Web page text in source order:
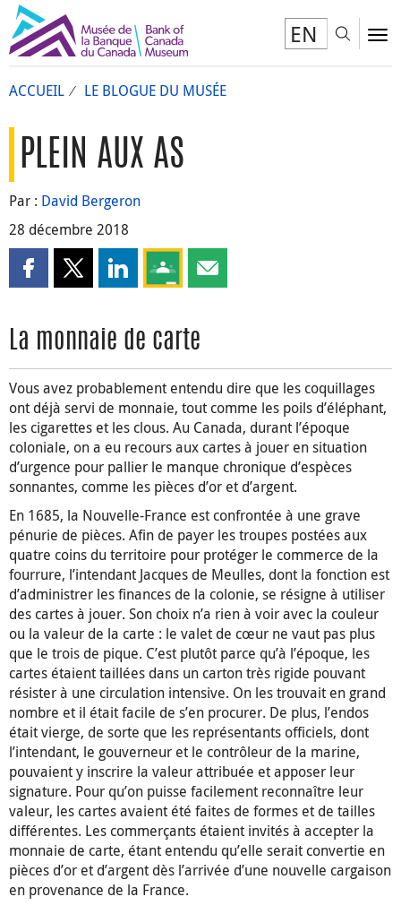
EN
ACCUEIL LE BLOGUE DU MUSÉE
PLEIN AUX AS
Par : David Bergeron
28 décembre 2018
Partager cette page sur Facebook
Partager cette page sur X
Partager cette page sur LinkedIn
Partagez cette page sur Google
Partager cette page par
La monnaie de carte
Vous avez probablement entendu dire que les coquillages
ont déjà servi de monnaie, tout comme les poils d’éléphant,
les cigarettes et les clous. Au Canada, durant l’époque
coloniale, on a eu recours aux cartes à jouer en situation
d’urgence pour pallier le manque chronique d’espèces
sonnantes, comme les pièces d’or et d’argent.
En 1685, la Nouvelle-France est confrontée à une grave
pénurie de pièces. Afin de payer les troupes postées aux
quatre coins du territoire pour protéger le commerce de la
fourrure, l’intendant Jacques de Meulles, dont la fonction est
d’administrer les finances de la colonie, se résigne à utiliser
des cartes à jouer. Son choix n’a rien à voir avec la couleur
ou la valeur de la carte : le valet de cœur ne vaut pas plus
que le trois de pique. C’est plutôt parce qu’à l’époque, les
cartes étaient taillées dans un carton très rigide pouvant
résister à une circulation intensive. On les trouvait en grand
nombre et il était facile de s’en procurer. De plus, l’endos
était vierge, de sorte que les représentants officiels, dont
l’intendant, le gouverneur et le contrôleur de la marine,
pouvaient y inscrire la valeur attribuée et apposer leur
signature. Pour qu’on puisse facilement reconnaître leur
valeur, les cartes avaient été faites de formes et de tailles
différentes. Les commerçants étaient invités à accepter la
monnaie de carte, étant entendu qu’elle serait convertie en
pièces d’or et d’argent dès l’arrivée d’une nouvelle cargaison
en provenance de la France.